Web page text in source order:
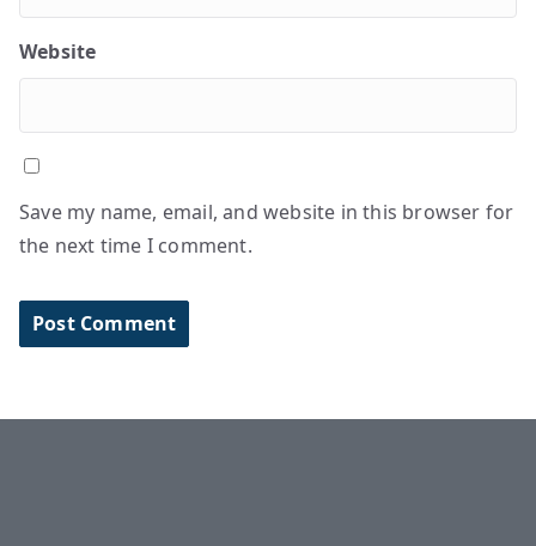
Website
Save my name, email, and website in this browser for
the next time I comment.